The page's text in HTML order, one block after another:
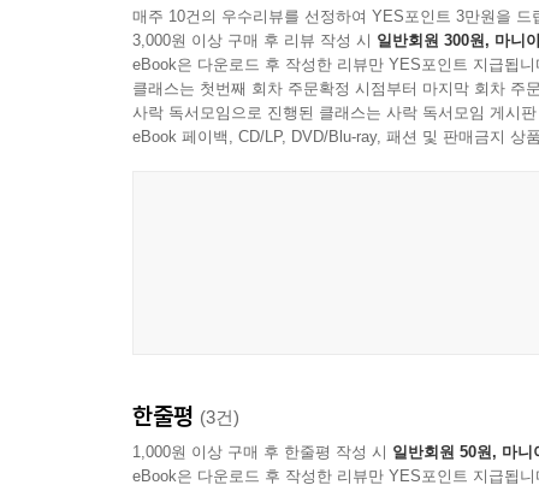
저자의 의도에 따라 날마다 하나님이 보내신 밤
음미하며 권면을 듣는 것입니다. 마치 연애편지를
바랍니다. 한편 이 책을 읽는 독자들은 매일의
확신합니다.
이 책은 우리를 향한 하나님의 마음을 풍성히
손으로 건네는 한 잔의 냉수와 같이, 읽는 이의 가
최 은(영화평론가, 모두를위한기독교영화제 부집
매주 10건의 우수리뷰를 선정하여 YES포인트 3만원을 드
3,000원 이상 구매 후 리뷰 작성 시 일반회원 300원, 마니
eBook은 다운로드 후 작성한 리뷰만 YES포인트 지급됩니
클래스는 첫번째 회차 주문확정 시점부터 마지막 회차 주
사락 독서모임으로 진행된 클래스는 사락 독서모임 게시
eBook 페이백, CD/LP, DVD/Blu-ray, 패션 및 판매금지 상
한줄평 (3건)
1,000원 이상 구매 후 한줄평 작성 시 일반회원 50원, 마니
eBook은 다운로드 후 작성한 리뷰만 YES포인트 지급됩니